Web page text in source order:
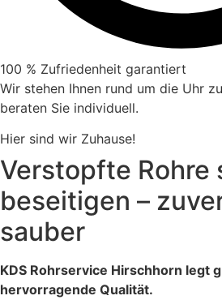
100 % Zufriedenheit garantiert
Wir stehen Ihnen rund um die Uhr
beraten Sie individuell.
Hier sind wir Zuhause!
Verstopfte Rohre
beseitigen –
sauber
KDS Rohrservice Hirschhorn legt
hervorragende Qualität.